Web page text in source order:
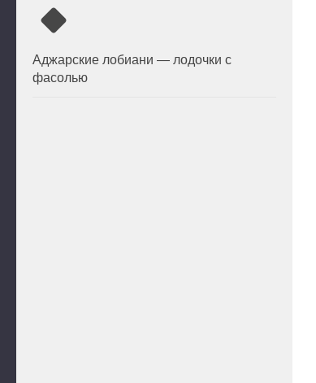
Аджарские лобиани — лодочки с
фасолью